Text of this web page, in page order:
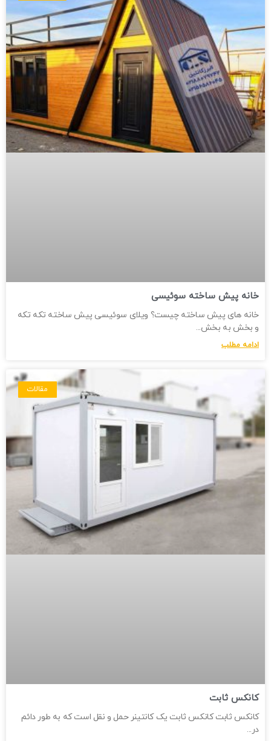
خانه پیش ساخته سوئیسی
خانه های پیش ساخته چیست؟ ویلای سوئیسی پیش ساخته تکه تکه
و بخش به بخش
ادامه مطلب
مقالات
کانکس ثابت
کانکس ثابت کانکس ثابت یک کانتینر حمل و نقل است که به طور دائم
در